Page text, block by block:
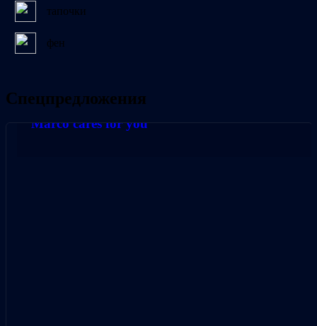
тапочки
фен
Спецпредложения
Marco cares for you